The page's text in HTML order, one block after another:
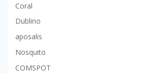
Coral
Dublino
aposalis
Nosquito
COMSPOT